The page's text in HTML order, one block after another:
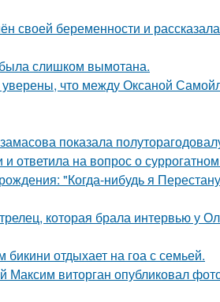
своей беременности и
слишком вымотана.
что между Оксаной
показала
ответила на вопрос о
"Когда-нибудь я
которая брала интервью у
отдыхает на гоа с семьей.
виторган опубликовал